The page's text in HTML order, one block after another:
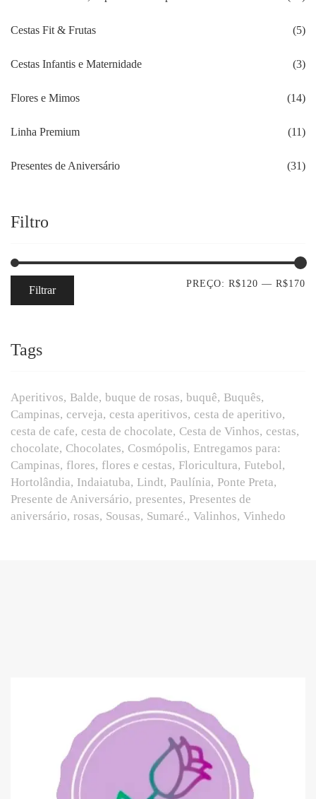
Cestas Fit & Frutas (5)
Cestas Infantis e Maternidade (3)
Flores e Mimos (14)
Linha Premium (11)
Presentes de Aniversário (31)
Filtro
Filtrar
PREÇO: R$120 — R$170
Tags
Aperitivos Balde buque de rosas buquê Buquês
Campinas cerveja cesta aperitivos cesta de aperitivo
cesta de cafe cesta de chocolate Cesta de Vinhos cestas
chocolate Chocolates Cosmópolis Entregamos para:
Campinas flores flores e cestas Floricultura Futebol
Hortolândia Indaiatuba Lindt Paulínia Ponte Preta
Presente de Aniversário presentes Presentes de
aniversário rosas Sousas Sumaré. Valinhos Vinhedo